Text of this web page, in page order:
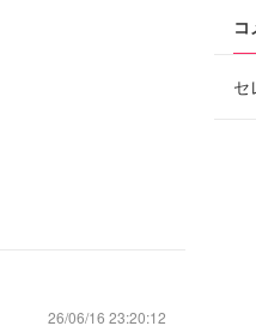
26/06/16 23:20:12
セ